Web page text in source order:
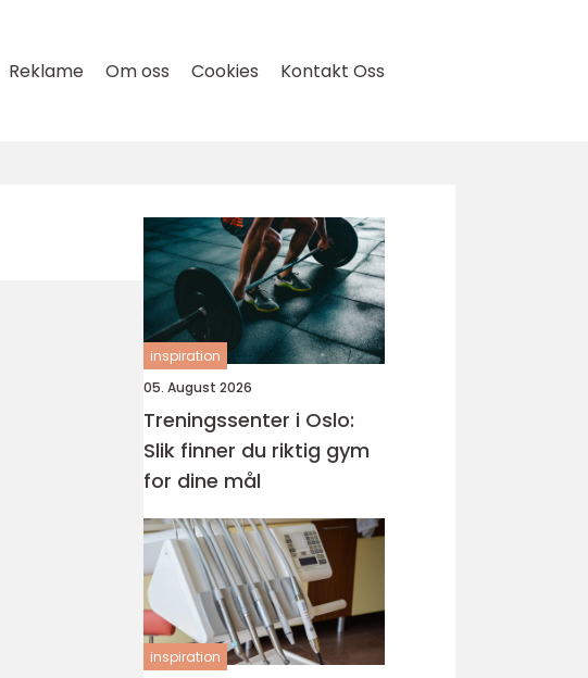
Reklame Om oss Cookies Kontakt Oss
inspiration
05. August 2026
Treningssenter i Oslo:
Slik finner du riktig gym
for dine mål
inspiration